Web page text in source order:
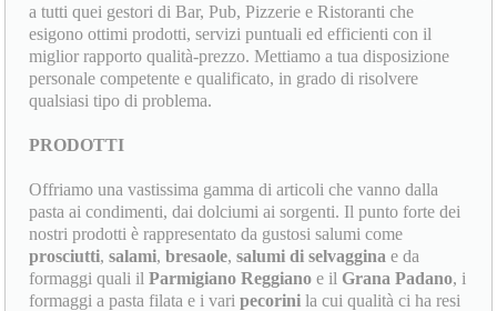
a tutti quei gestori di Bar, Pub, Pizzerie e Ristoranti che
esigono ottimi prodotti, servizi puntuali ed efficienti con il
miglior rapporto qualità-prezzo. Mettiamo a tua disposizione
personale competente e qualificato, in grado di risolvere
qualsiasi tipo di problema.
PRODOTTI
Offriamo una vastissima gamma di articoli che vanno dalla
pasta ai condimenti, dai dolciumi ai sorgenti. Il punto forte dei
nostri prodotti è rappresentato da gustosi salumi come
prosciutti,salami,bresaole,salumi di selvaggina e da
formaggi quali ilParmigiano Reggiano e il Grana Padano, i
formaggi a pasta filata e i varipecorini la cui qualità ci ha resi